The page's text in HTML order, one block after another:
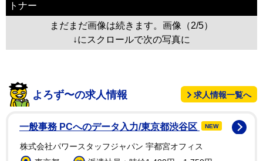
トナー
まだまだ画像は続きます。画像（2/5）
↓にスクロールで次の写真に
よろず〜の求人情報 求人情報一覧へ
一般事務 PCへのデータ入力/東京都渋谷区 NEW
株式会社パワースタッフジャパン 宇都宮オフィス